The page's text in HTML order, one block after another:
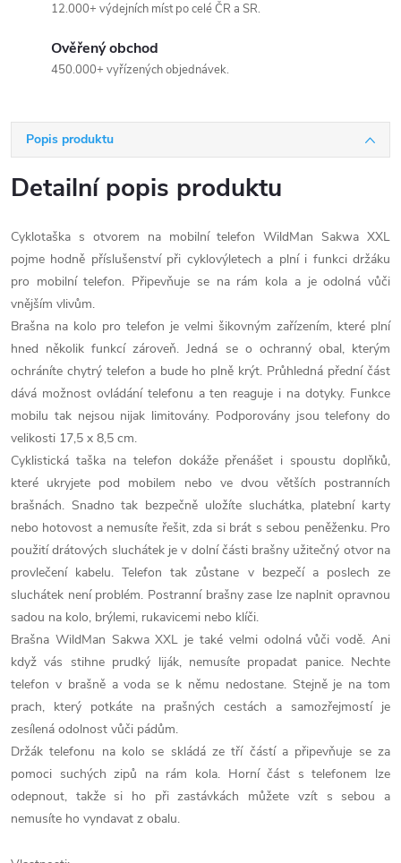
12.000+ výdejních míst po celé ČR a SR.
Ověřený obchod
450.000+ vyřízených objednávek.
Popis produktu
Detailní popis produktu
Cyklotaška s otvorem na mobilní telefon WildMan Sakwa XXL
pojme hodně příslušenství při cyklovýletech a plní i funkci držáku
pro mobilní telefon. Připevňuje se na rám kola a je odolná vůči
vnějším vlivům.
Brašna na kolo pro telefon je velmi šikovným zařízením, které plní
hned několik funkcí zároveň. Jedná se o ochranný obal, kterým
ochráníte chytrý telefon a bude ho plně krýt. Průhledná přední část
dává možnost ovládání telefonu a ten reaguje i na dotyky. Funkce
mobilu tak nejsou nijak limitovány. Podporovány jsou telefony do
velikosti 17,5 x 8,5 cm.
Cyklistická taška na telefon dokáže přenášet i spoustu doplňků,
které ukryjete pod mobilem nebo ve dvou větších postranních
brašnách. Snadno tak bezpečně uložíte sluchátka, platební karty
nebo hotovost a nemusíte řešit, zda si brát s sebou peněženku. Pro
použití drátových sluchátek je v dolní části brašny užitečný otvor na
provlečení kabelu. Telefon tak zůstane v bezpečí a poslech ze
sluchátek není problém. Postranní brašny zase lze naplnit opravnou
sadou na kolo, brýlemi, rukavicemi nebo klíči.
Brašna WildMan Sakwa XXL je také velmi odolná vůči vodě. Ani
když vás stihne prudký liják, nemusíte propadat panice. Nechte
telefon v brašně a voda se k němu nedostane. Stejně je na tom
prach, který potkáte na prašných cestách a samozřejmostí je
zesílená odolnost vůči pádům.
Držák telefonu na kolo se skládá ze tří částí a připevňuje se za
pomoci suchých zipů na rám kola. Horní část s telefonem lze
odepnout, takže si ho při zastávkách můžete vzít s sebou a
nemusíte ho vyndavat z obalu.